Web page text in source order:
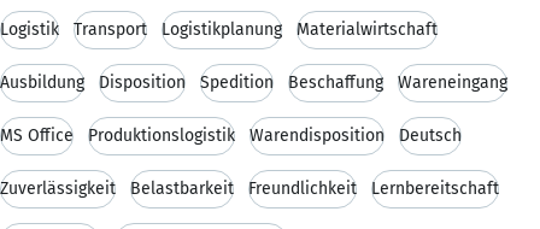
Logistik Transport Logistikplanung Materialwirtschaft
Ausbildung Disposition Spedition Beschaffung Wareneingang
MS Office Produktionslogistik Warendisposition Deutsch
Zuverlässigkeit Belastbarkeit Freundlichkeit Lernbereitschaft